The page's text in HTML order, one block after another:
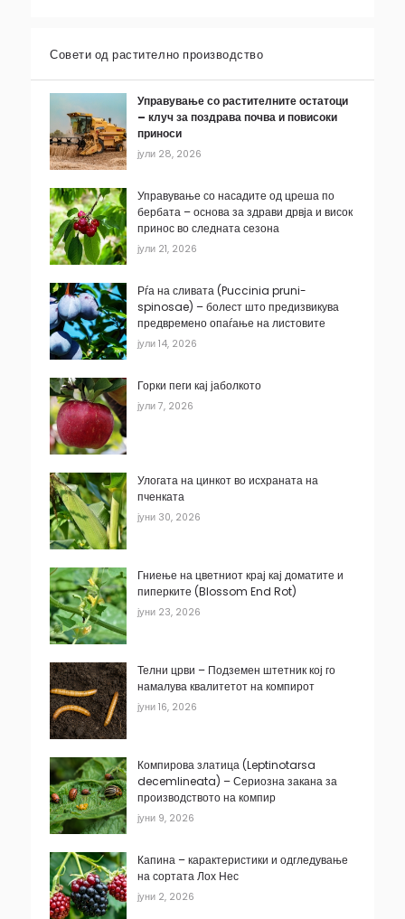
Совети од растително производство
Управување со растителните остатоци
– клуч за поздрава почва и повисоки
приноси
јули 28, 2026
Управување со насадите од цреша по
бербата – основа за здрави дрвја и висок
принос во следната сезона
јули 21, 2026
Рѓа на сливата (Puccinia pruni-
spinosae) – болест што предизвикува
предвремено опаѓање на листовите
јули 14, 2026
Горки пеги кај јаболкото
јули 7, 2026
Улогата на цинкот во исхраната на
пченката
јуни 30, 2026
Гниење на цветниот крај кај доматите и
пиперките (Blossom End Rot)
јуни 23, 2026
Телни црви – Подземен штетник кој го
намалува квалитетот на компирот
јуни 16, 2026
Компирова златица (Leptinotarsa
decemlineata) – Сериозна закана за
производството на компир
јуни 9, 2026
Капина – карактеристики и одгледување
на сортата Лох Нес
јуни 2, 2026